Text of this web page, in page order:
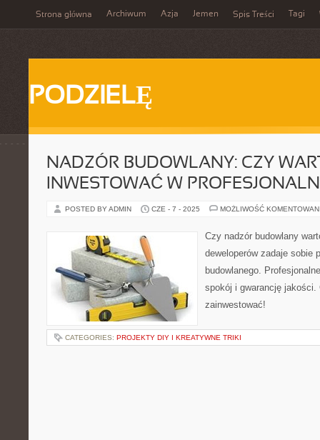
Strona główna Archiwum Azja Jemen Spis Treści Tagi
PODZIELĘ
NADZÓR BUDOWLANY: CZY
INWESTOWAĆ W
POSTED BY ADMIN CZE - 7 - 2025 MOŻLIWOŚĆ
Czy nadzór budowlany
deweloperów zadaje sobie
budowlanego.
spokój i gwarancję jakości.
zainwestować!
CATEGORIES: PROJEKTY DIY I KREATYWNE TRIKI